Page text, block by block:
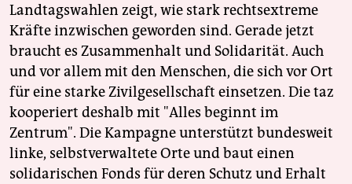
Landtagswahlen zeigt, wie stark rechtsextreme
Kräfte inzwischen geworden sind. Gerade jetzt
braucht es Zusammenhalt und Solidarität. Auch
und vor allem mit den Menschen, die sich vor Ort
für eine starke Zivilgesellschaft einsetzen. Die taz
kooperiert deshalb mit "Alles beginnt im
Zentrum". Die Kampagne unterstützt bundesweit
linke, selbstverwaltete Orte und baut einen
solidarischen Fonds für deren Schutz und Erhalt